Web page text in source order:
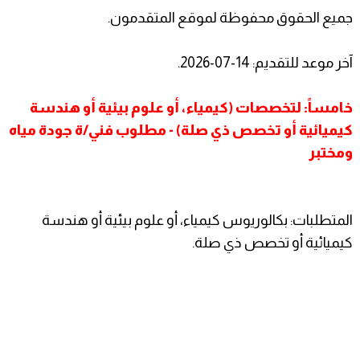
جميع الحقوق محفوظة لموقع المتقدمون.
آخر موعد للتقديم: 14-07-2026.
خامساً: لتخصصات (كيمياء، أو علوم بيئية أو هندسة
كيميائية أو تخصص ذي صلة) - مطلوب فني/ة جودة مياه
ومختبر
المتطلبات: بكالوريوس كيمياء، أو علوم بيئية أو هندسة
كيميائية أو تخصص ذي صلة.